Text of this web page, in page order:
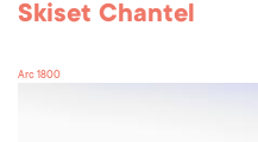
Skiset Chantel
Arc 1800